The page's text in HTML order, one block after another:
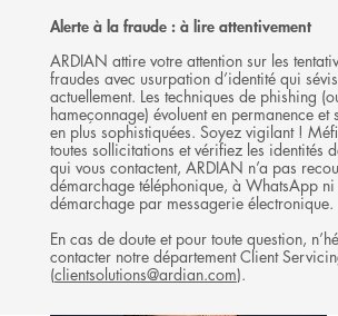
Alerte à la fraude : à lire attentivement
ARDIAN attire votre attention sur les
fraudes avec usurpation d’identité qui
actuellement. Les techniques de phishing
hameçonnage) évoluent en permanence et
en plus sophistiquées. Soyez vigilant !
toutes sollicitations et vérifiez les identités
qui vous contactent, ARDIAN n’a pas
démarchage téléphonique, à WhatsApp
démarchage par messagerie électronique.
En cas de doute et pour toute question,
contacter notre département Client
(clientsolutions@ardian.com).
Follow
Ardian
on
X
Follow
Ardian
on
LinkedIn
Follow
Ardian
on
YouTube
Ardian
on
Jobs
on
LinkedIn
L'ÉQUIPE
INFRASTRUCTURE